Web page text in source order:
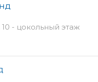
- цокольный этаж